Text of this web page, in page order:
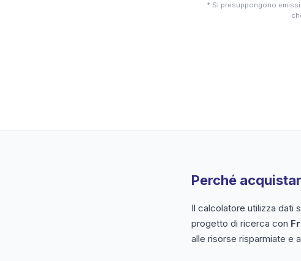
* Si presuppongono
Perché
Il calcolatore utilizza dati
progetto di ricerca con
alle risorse risparmiate e